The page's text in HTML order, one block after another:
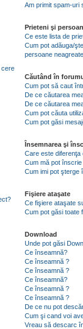
cere
Am primit spam-uri
Prieteni şi
Ce este lista de
Cum pot adăuga/
persoane
Căutând în
Cum pot să caut
De ce căutarea
De ce căutarea
Cum pot căuta
Cum pot găsi
Însemnarea şi
Care este
Cum mă pot
Cum imi pot şterge
Fişiere ataşate
Ce fişiere ataşate
Cum pot găsi toate
Download
Unde pot găsi
Ce înseamnă?
Ce înseamnă ?
Ce înseamnă ?
Ce înseamnă?
Ce înseamnă ?
Ce înseamnă ?
De ce nu pot
Cum şi cand voi
Vreau să descarc